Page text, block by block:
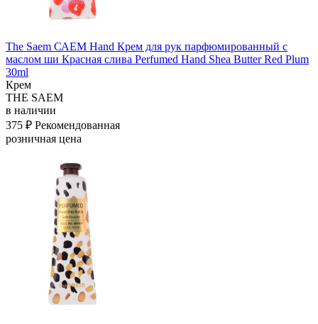
The Saem САЕМ Hand Крем для рук парфюмированный с
маслом ши Красная слива Perfumed Hand Shea Butter Red Plum
30ml
Крем
THE SAEM
в наличии
375 ₽ Рекомендованная
розничная цена